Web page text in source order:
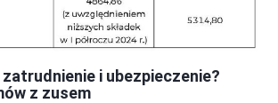
i ubezpieczenie?
z zusem